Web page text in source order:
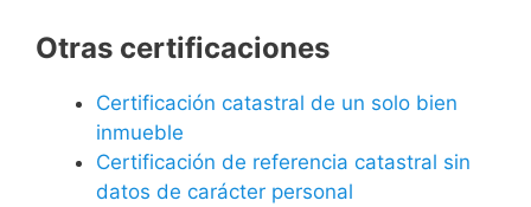
Otras certificaciones
Certificación catastral de un solo bien
inmueble
Certificación de referencia catastral sin
datos de carácter personal